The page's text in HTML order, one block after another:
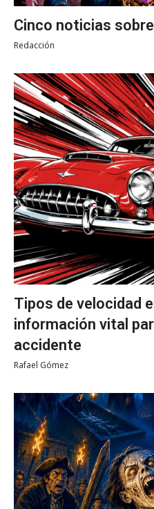
Cinco noticias
Redacción
Tipos de velocidad
información vital
accidente
Rafael Gómez